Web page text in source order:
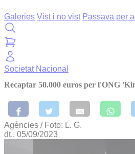
Galeries Vist i no vist Passava per
Societat Nacional
Recaptar 50.000 euros per l'ONG
Agències / Foto: L. G.
dt., 05/09/2023